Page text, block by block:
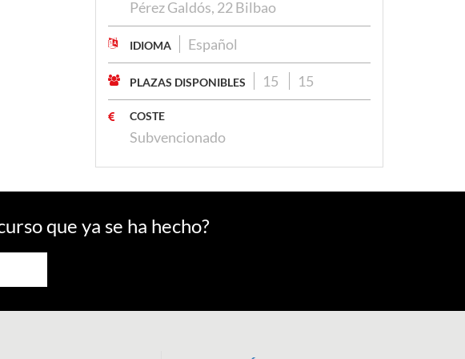
Pérez Galdós, 22 Bilbao
IDIOMA Español
PLAZAS DISPONIBLES 15 15
COSTE
Subvencionado
que ya se ha hecho?